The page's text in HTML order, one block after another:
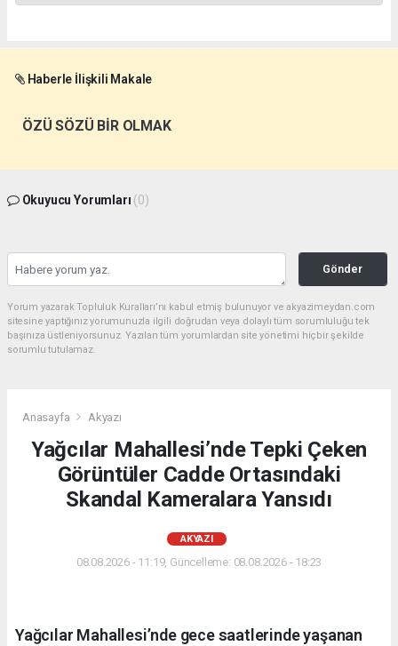
Haberle İlişkili Makale
ÖZÜ SÖZÜ BİR OLMAK
Okuyucu Yorumları (0)
Gönder
Yorum yazarak Topluluk Kuralları’nı kabul etmiş bulunuyor ve akyazimeydan.com
sitesine yaptığınız yorumunuzla ilgili doğrudan veya dolaylı tüm sorumluluğu tek
başınıza üstleniyorsunuz. Yazılan tüm yorumlardan site yönetimi hiçbir şekilde
sorumlu tutulamaz.
Anasayfa Akyazı
Yağcılar Mahallesi’nde Tepki Çeken
Görüntüler Cadde Ortasındaki
Skandal Kameralara Yansıdı
AKYAZI
08.08.2026 - 11:19, Güncelleme: 08.08.2026 - 18:23
Yağcılar Mahallesi’nde gece saatlerinde yaşanan